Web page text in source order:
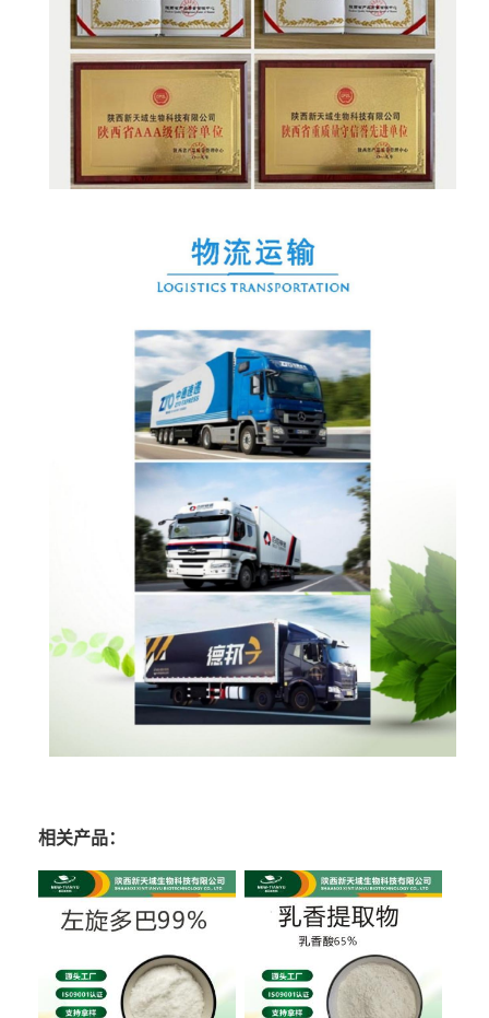
相关产品：